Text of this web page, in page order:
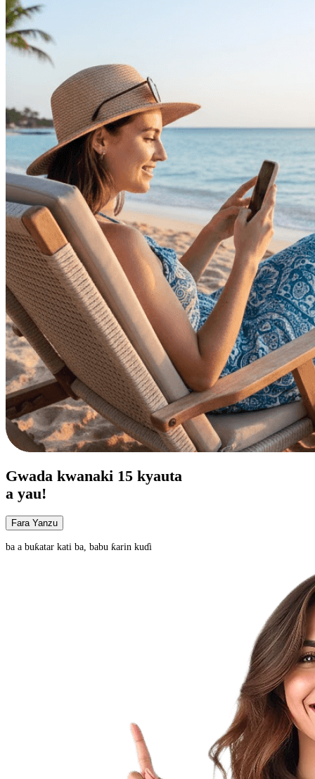
Gwada kwanaki 15 kyauta
a yau!
Fara Yanzu
ba a buƙatar kati ba, babu ƙarin kuɗi